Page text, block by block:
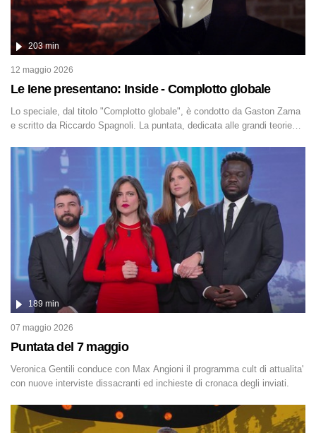
Le Iene presentano: Inside - Complotto globale
203 min
12 maggio 2026
Lo speciale, dal titolo "Complotto globale", è condotto da Gaston Zama
e scritto da Riccardo Spagnoli. La puntata, dedicata alle grandi teorie
alternative, dei sospetti globali e del complottismo che negli ultimi anni
hanno invaso social network, talk show, piazze digitali e immaginario
Puntata del 7 maggio
189 min
07 maggio 2026
Veronica Gentili conduce con Max Angioni il programma cult di attualita'
con nuove interviste dissacranti ed inchieste di cronaca degli inviati.